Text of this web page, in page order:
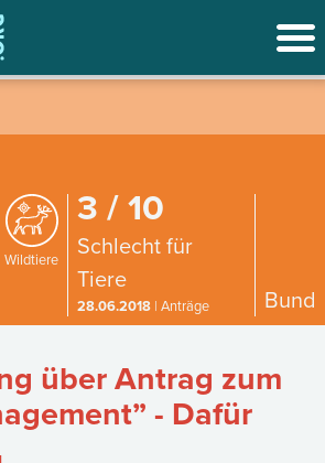
Wildtiere
3 / 10
Schlecht für
Tiere
28.06.2018 | Anträge Bund
über Antrag zum
- Dafür